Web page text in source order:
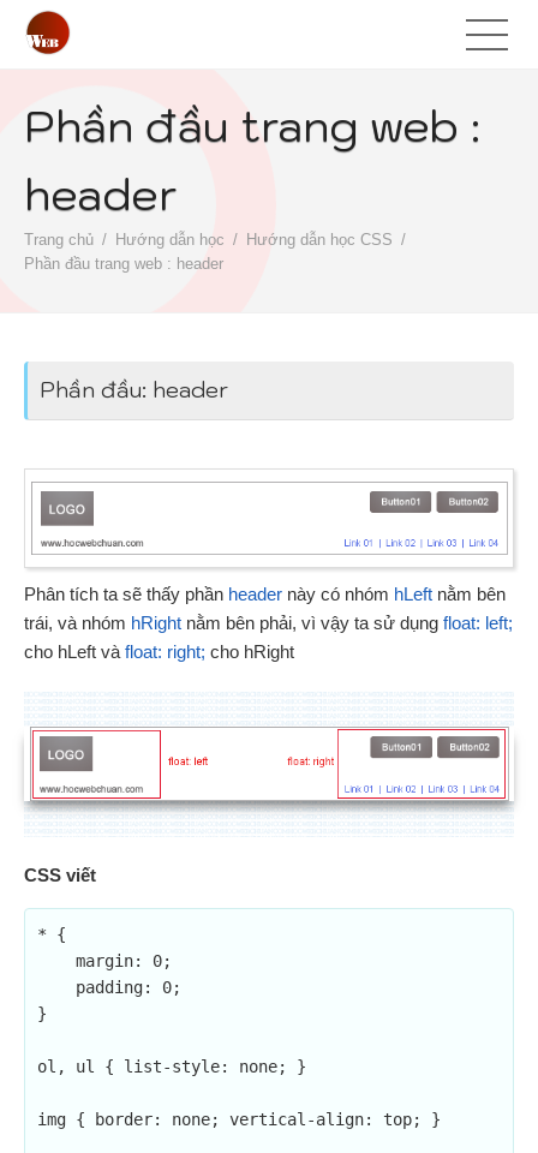
Phần đầu trang web :
header
Trang chủ Hướng dẫn học
Hướng dẫn học CSS
Phần đầu trang web : header
Phần đầu: header
Phân tích ta sẽ thấy phần header này có nhóm hLeft nằm bên
trái, và nhóm hRight nằm bên phải, vì vậy ta sử dụng float: left;
cho hLeft và float: right; cho hRight
CSS viết
* {
}
ol, ul { list-style: none; }
img { border: none; vertical-align: top; }